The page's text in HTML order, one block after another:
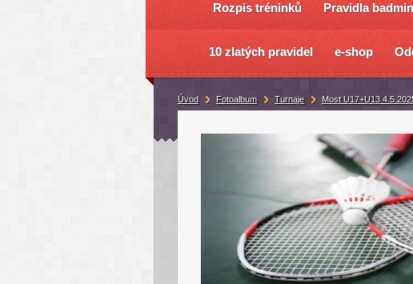
Rozpis tréninků Pravidla
10 zlatých pravidel e-shop
Úvod Fotoalbum Turnaje Most U17+U13